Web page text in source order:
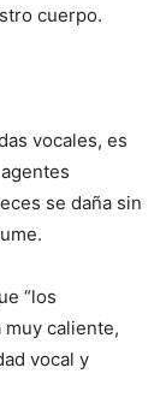
cuerpo.
vocales, es
se daña sin
“los
caliente,
vocal y